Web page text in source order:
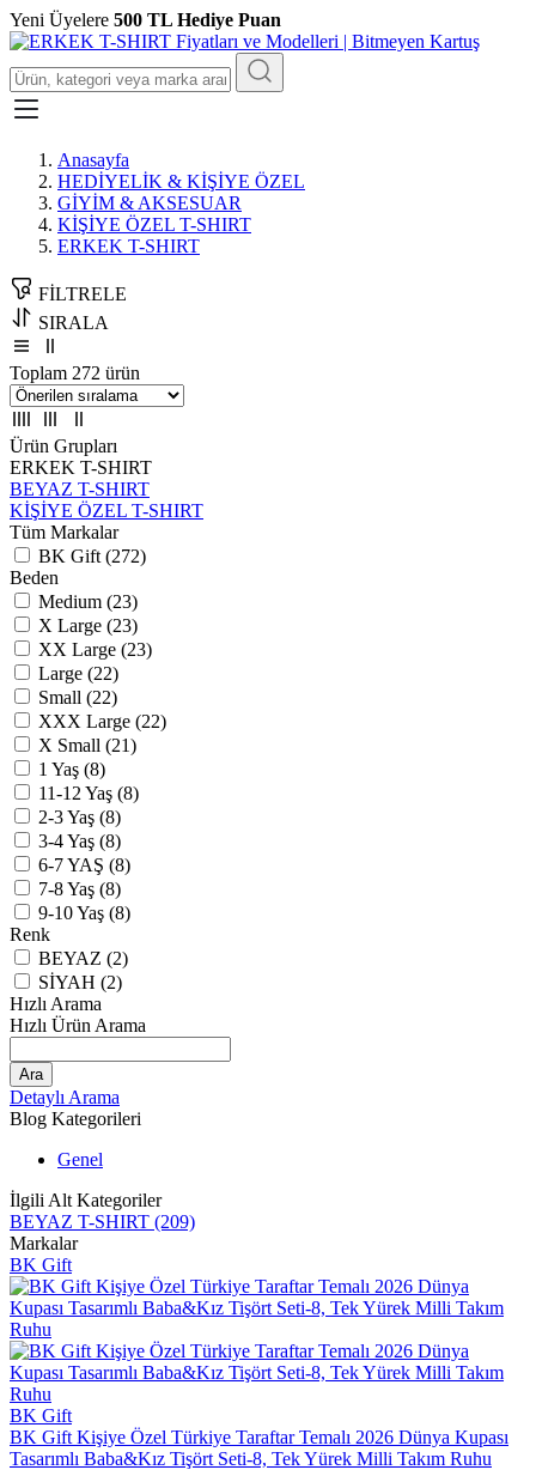
Yeni Üyelere 500 TL Hediye Puan
Anasayfa
HEDİYELİK & KİŞİYE ÖZEL
GİYİM & AKSESUAR
KİŞİYE ÖZEL T-SHIRT
ERKEK T-SHIRT
FİLTRELE
SIRALA
Toplam 272 ürün
Ürün Grupları
ERKEK T-SHIRT
BEYAZ T-SHIRT
KİŞİYE ÖZEL T-SHIRT
Tüm Markalar
BK Gift (272)
Beden
Medium (23)
X Large (23)
XX Large (23)
Large (22)
Small (22)
XXX Large (22)
X Small (21)
1 Yaş (8)
11-12 Yaş (8)
2-3 Yaş (8)
3-4 Yaş (8)
6-7 YAŞ (8)
7-8 Yaş (8)
9-10 Yaş (8)
Renk
BEYAZ (2)
SİYAH (2)
Hızlı Arama
Hızlı Ürün Arama
Ara
Detaylı Arama
Blog Kategorileri
Genel
İlgili Alt Kategoriler
BEYAZ T-SHIRT (209)
Markalar
BK Gift
BK Gift
BK Gift Kişiye Özel Türkiye Taraftar Temalı 2026 Dünya Kupası
Tasarımlı Baba&Kız Tişört Seti-8, Tek Yürek Milli Takım Ruhu